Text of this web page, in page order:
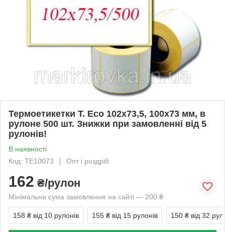
Термоетикетки T. Eco 102х73,5, 100х73 мм, в
рулоне 500 шт. Знижки при замовленні від 5
рулонів!
В наявності
Код: TE10073
Опт і роздріб
162 ₴/рулон
Мінімальна сума замовлення на сайті — 200 ₴
158 ₴ від 10 рулонів 155 ₴ від 15 рулонів 150 ₴ від 32